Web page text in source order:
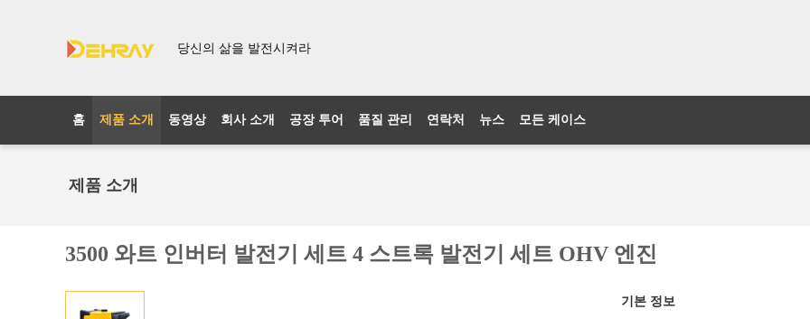
당신의 삶을 발전시켜라
홈 제품 소개 동영상 회사 소개 공장 투어 품질 관리 연락처 뉴스 모든 케이스
제품 소개
3500 와트 인버터 발전기 세트 4 스트록 발전기 세트 OHV 엔진
기본 정보